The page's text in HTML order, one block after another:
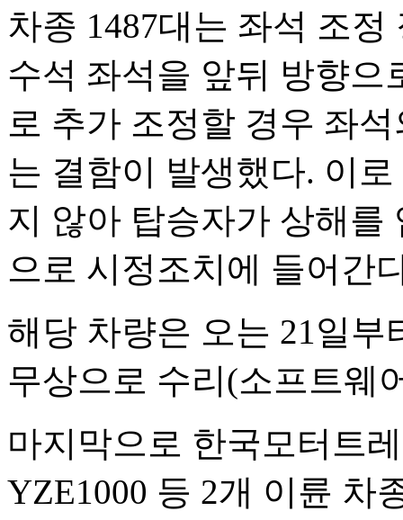
차종 1487대는 좌석 조
수석 좌석을 앞뒤 방향으
로 추가 조정할 경우 좌
는 결함이 발생했다. 이
지 않아 탑승자가 상해를
으로 시정조치에 들어간
해당 차량은 오는 21일
무상으로 수리(소프트웨
마지막으로 한국모터트
YZE1000 등 2개 이륜 차